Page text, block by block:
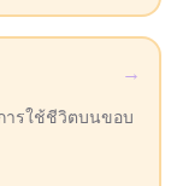
ารใช้ชีวิตบนขอบ
→